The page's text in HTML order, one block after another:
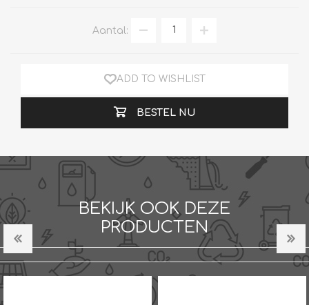
Aantal:
ADD TO WISHLIST
BESTEL NU
BEKIJK OOK DEZE
PRODUCTEN